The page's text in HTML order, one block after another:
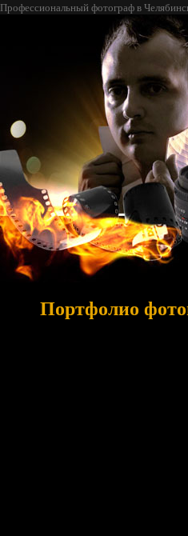
Профессиональный фотограф в
Портфолио